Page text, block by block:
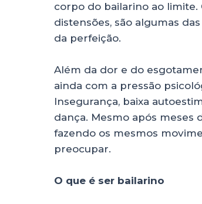
corpo do bailarino ao limite.
distensões, são algumas
da perfeição.
Além da dor e do
ainda com a pressão
Insegurança, baixa
dança. Mesmo após meses
fazendo os mesmos
preocupar.
O que é ser bailarino